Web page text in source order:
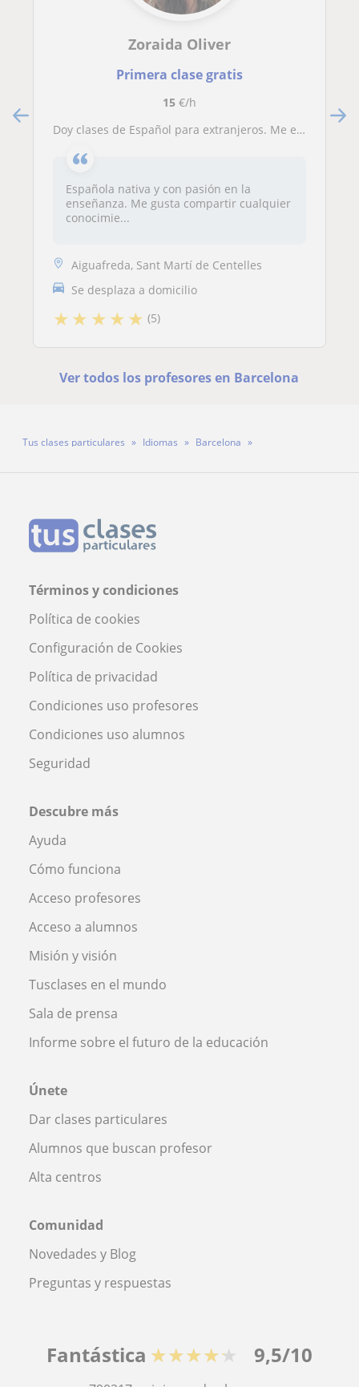
Zoraida Oliver
Primera clase gratis
15€/h
Doy clases de Español para extranjeros. Me enfoco en mucha practica, es la manera que a mi me sirvió para aprender
Española nativa y con pasión en la
enseñanza. Me gusta compartir cualquier
conocimie...
Aiguafreda, Sant Martí de Centelles
Se desplaza a domicilio
★★ ★★★ (5)
Ver todos los profesores en Barcelona
Tus clases particulares Idiomas
Barcelona
Términos y condiciones
Política de cookies
Configuración de Cookies
Política de privacidad
Condiciones uso profesores
Condiciones uso alumnos
Seguridad
Descubre más
Ayuda
Cómo funciona
Acceso profesores
Acceso a alumnos
Misión y visión
Tusclases en el mundo
Sala de prensa
Informe sobre el futuro de la educación
Únete
Dar clases particulares
Alumnos que buscan profesor
Alta centros
Comunidad
Novedades y Blog
Preguntas y respuestas
Fantástica ★★★★★ 9,5/10